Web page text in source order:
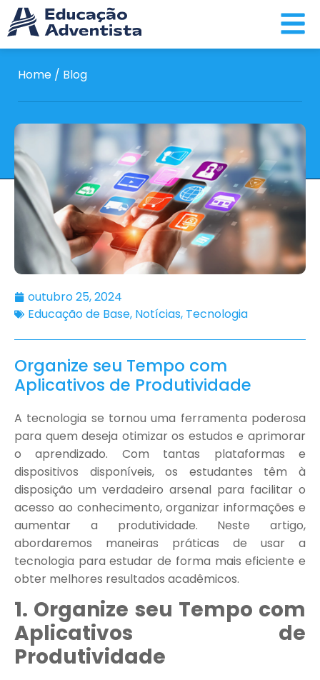
Home / Blog
outubro 25, 2024
Educação de Base, Notícias, Tecnologia
Organize seu Tempo com
Aplicativos de Produtividade
A tecnologia se tornou uma ferramenta poderosa
para quem deseja otimizar os estudos e aprimorar
o aprendizado. Com tantas plataformas e
dispositivos disponíveis, os estudantes têm à
disposição um verdadeiro arsenal para facilitar o
acesso ao conhecimento, organizar informações e
aumentar a produtividade. Neste artigo,
abordaremos maneiras práticas de usar a
tecnologia para estudar de forma mais eficiente e
obter melhores resultados acadêmicos.
1. Organize seu Tempo com
Aplicativos de
Produtividade